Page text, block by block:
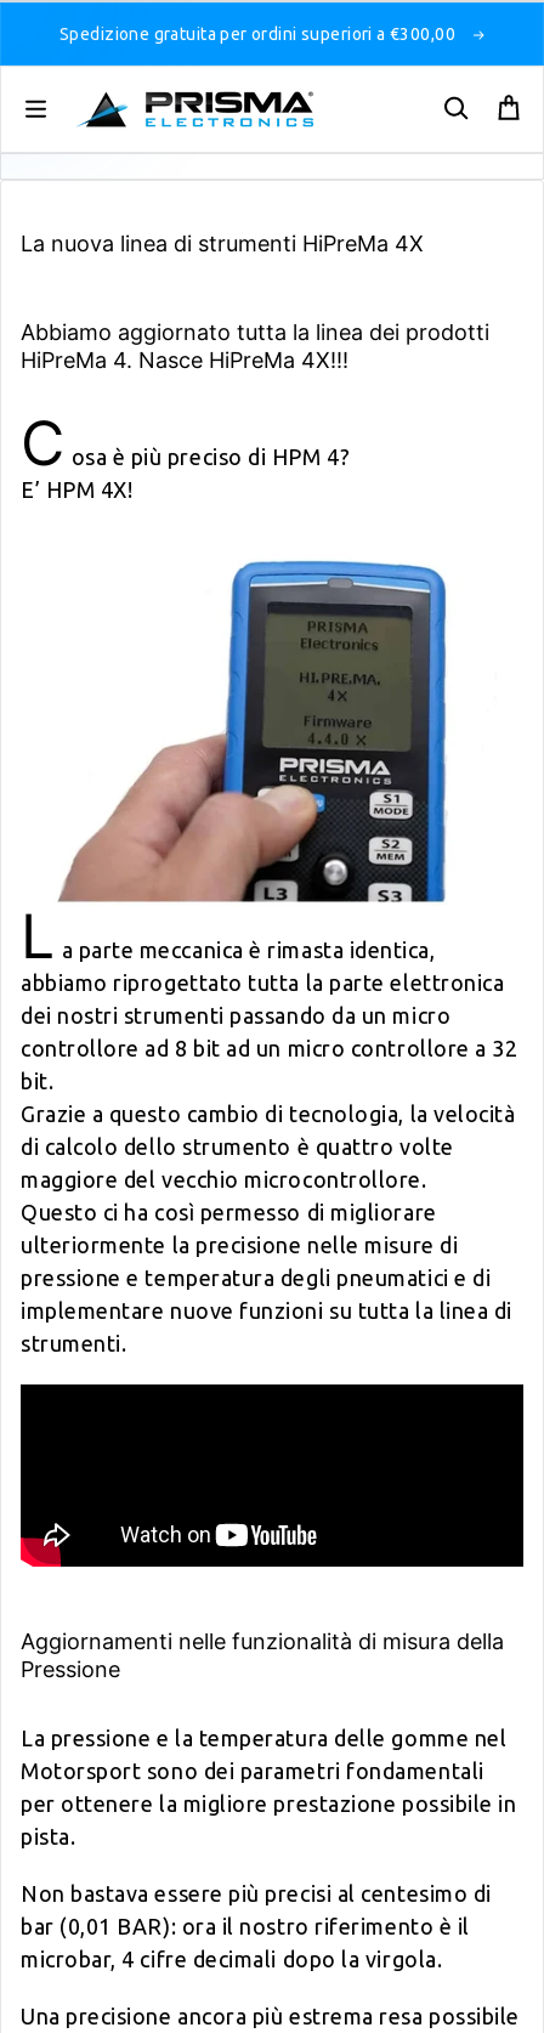
Spedizione gratuita per ordini superiori a €300,00
La nuova linea di strumenti HiPreMa 4X
Abbiamo aggiornato tutta la linea dei prodotti
HiPreMa 4. Nasce HiPreMa 4X!!!
C osa è più preciso di HPM 4?
E’ HPM 4X!
L a parte meccanica è rimasta identica,
abbiamo riprogettato tutta la parte elettronica
dei nostri strumenti passando da un micro
controllore ad 8 bit ad un micro controllore a 32
bit.
Grazie a questo cambio di tecnologia, la velocità
di calcolo dello strumento è quattro volte
maggiore del vecchio microcontrollore.
Questo ci ha così permesso di migliorare
ulteriormente la precisione nelle misure di
pressione e temperatura degli pneumatici e di
implementare nuove funzioni su tutta la linea di
strumenti.
Aggiornamenti nelle funzionalità di misura della
Pressione
La pressione e la temperatura delle gomme nel
Motorsport sono dei parametri fondamentali
per ottenere la migliore prestazione possibile in
pista.
Non bastava essere più precisi al centesimo di
bar (0,01 BAR): ora il nostro riferimento è il
microbar, 4 cifre decimali dopo la virgola.
Una precisione ancora più estrema resa possibile